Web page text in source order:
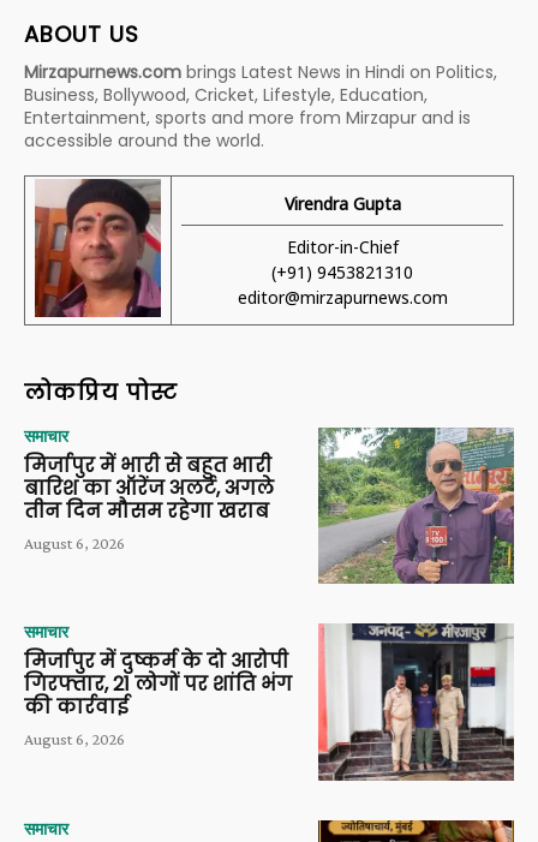
ABOUT US
Mirzapurnews.com brings Latest News in Hindi on Politics,
Business, Bollywood, Cricket, Lifestyle, Education,
Entertainment, sports and more from Mirzapur and is
accessible around the world.
Virendra Gupta
Editor-in-Chief
(+91) 9453821310
editor@mirzapurnews.com
लोकप्रिय पोस्ट
समाचार
मिर्जापुर में भारी से बहुत भारी
बारिश का ऑरेंज अलर्ट, अगले
तीन दिन मौसम रहेगा खराब
August 6, 2026
समाचार
मिर्जापुर में दुष्कर्म के दो आरोपी
गिरफ्तार, 21 लोगों पर शांति भंग
की कार्रवाई
August 6, 2026
समाचार